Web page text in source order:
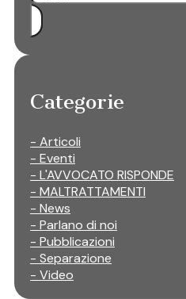
Categorie
- Articoli
- Eventi
- L'AVVOCATO RISPONDE
- MALTRATTAMENTI
- News
- Parlano di noi
- Pubblicazioni
- Separazione
- Video